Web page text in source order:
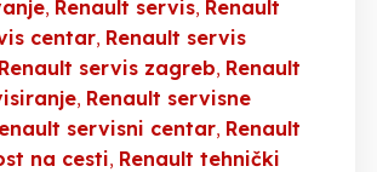
Renault servis Renault
centar Renault servis
Renault servis zagreb Renault
Renault servisne
servisni centar Renault
na cesti Renault tehnički